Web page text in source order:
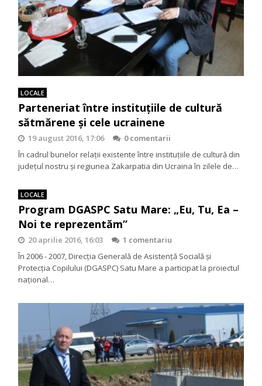
LOCALE
Parteneriat între instituțiile de cultură
sătmărene și cele ucrainene
19 august 2016, 17:06
0 comentarii
În cadrul bunelor relații existente între instituțiile de cultură din
județul nostru și regiunea Zakarpatia din Ucraina în zilele de…
LOCALE
Program DGASPC Satu Mare: „Eu, Tu, Ea –
Noi te reprezentăm”
20 aprilie 2016, 16:03
1 comentariu
În 2006 - 2007, Direcţia Generală de Asistenţă Socială şi
Protecţia Copilului (DGASPC) Satu Mare a participat la proiectul
naţional…